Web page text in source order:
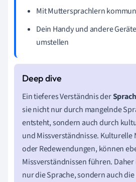
Mit Muttersprachlern
Dein Handy und andere
umstellen
Ein tieferes Verständnis der
sie nicht nur durch mangelnde
entsteht, sondern auch durch
und Missverständnisse. Kulturelle
oder Redewendungen, können
Missverständnissen führen.
nur die Sprache, sondern auch